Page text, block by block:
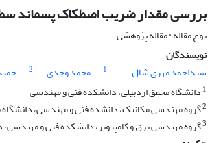
بررسی مقدار ضریب اصطکاک پسماند
نوع مقاله : مقاله پژوهشی
نویسندگان
سیداحمد مهری شال
1 محمد وجدی 2
1 دانشگاه محقق اردبیلی، دانشکدة فنی و مهندسی
2گروه مهندسی مکانیک، دانشده فنی و مهندسی، دانشگاه
3گروه مهندسی برق و کامپیوتر، دانشکده فنی و مهندسی،